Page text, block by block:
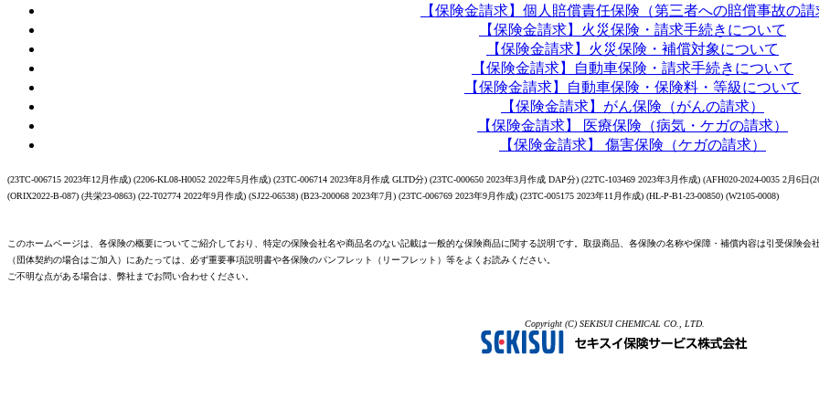
【保険金請求】個人賠償責任保険（第三者への賠償事故の請
【保険金請求】火災保険・請求手続きについて
【保険金請求】火災保険・補償対象について
【保険金請求】自動車保険・請求手続きについて
【保険金請求】自動車保険・保険料・等級について
【保険金請求】がん保険（がんの請求）
【保険金請求】 医療保険（病気・ケガの請求）
【保険金請求】 傷害保険（ケガの請求）
(23TC-006715 2023年12月作成) (2206-KL08-H0052 2022年5月作成) (23TC-006714 2023年8月作成 GLTD分) (23TC-000650 2023年3月作成 DAP分) (22TC-103469 2023年3月作成) (AFH020-2024-0035 2月6日
(ORIX2022-B-087) (共栄23-0863) (22-T02774 2022年9月作成) (SJ22-06538) (B23-200068 2023年7月) (23TC-006769 2023年9月作成) (23TC-005175 2023年11月作成) (HL-P-B1-23-00850) (W2105-0008)
このホームページは、各保険の概要についてご紹介しており、特定の保険会社名や商品名のない記載は一般的な保険商品に関する説明です。取扱商品、各保険の名称や保障・補償内容は引受保険会
（団体契約の場合はご加入）にあたっては、必ず重要事項説明書や各保険のパンフレット（リーフレット）等をよくお読みください。
ご不明な点がある場合は、弊社までお問い合わせください。
Copyright (C) SEKISUI CHEMICAL CO., LTD.